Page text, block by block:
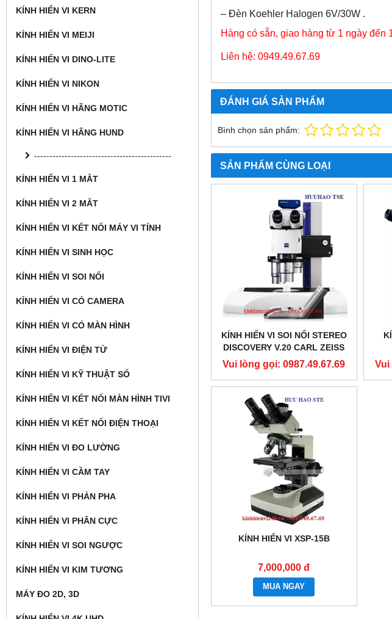
KÍNH HIỂN VI KERN
KÍNH HIỂN VI MEIJI
KÍNH HIỂN VI DINO-LITE
KÍNH HIỂN VI NIKON
KÍNH HIỂN VI HÃNG MOTIC
KÍNH HIỂN VI HÃNG HUND
---------------------------------------------
KÍNH HIỂN VI 1 MẮT
KÍNH HIỂN VI 2 MẮT
KÍNH HIỂN VI KẾT NỐI MÁY VI TÍNH
KÍNH HIỂN VI SINH HỌC
KÍNH HIỂN VI SOI NỔI
KÍNH HIỂN VI CÓ CAMERA
KÍNH HIỂN VI CÓ MÀN HÌNH
KÍNH HIỂN VI ĐIỆN TỬ
KÍNH HIỂN VI KỸ THUẬT SỐ
KÍNH HIỂN VI KẾT NỐI MÀN HÌNH TIVI
KÍNH HIỂN VI KẾT NỐI ĐIỆN THOẠI
KÍNH HIỂN VI ĐO LƯỜNG
KÍNH HIỂN VI CẦM TAY
KÍNH HIỂN VI PHẢN PHA
KÍNH HIỂN VI PHÂN CỰC
KÍNH HIỂN VI SOI NGƯỢC
KÍNH HIỂN VI KIM TƯƠNG
MÁY ĐO 2D, 3D
– Đèn Koehler Halogen 6V/30W .
Hàng có sẵn, giao hàng từ 1 ngày đến
Liên hệ: 0949.49.67.69
ĐÁNH GIÁ SẢN PHẨM
Bình chọn sản phẩm:
SẢN PHẨM CÙNG LOẠI
KÍNH HIỂN VI SOI NỔI STEREO
DISCOVERY V.20 CARL ZEISS
Vui lòng gọi: 0987.49.67.69 Vui
KÍNH HIỂN VI XSP-15B
7,000,000 đ
MUA NGAY